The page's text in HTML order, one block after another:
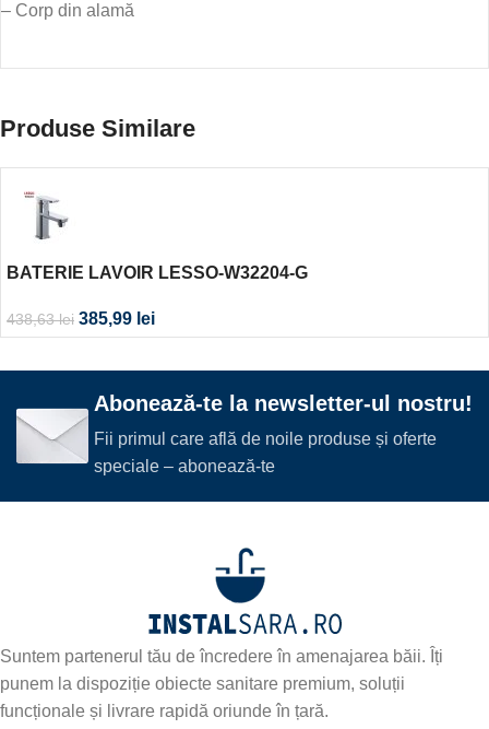
– Corp din alamă
Produse Similare
BATERIE LAVOIR LESSO-W32204-G
438,63lei 385,99 lei
Abonează-te la newsletter-ul nostru!
Fii primul care află de noile produse și oferte
speciale – abonează-te
Suntem partenerul tău de încredere în amenajarea băii. Îți
punem la dispoziție obiecte sanitare premium, soluții
funcționale și livrare rapidă oriunde în țară.